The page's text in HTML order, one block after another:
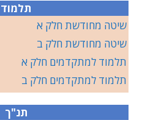
תלמוד
שיטה מחודשת חלק א
שיטה מחודשת חלק ב
תלמוד למתקדמים חלק א
תלמוד למתקדמים חלק ב
תנ"ך